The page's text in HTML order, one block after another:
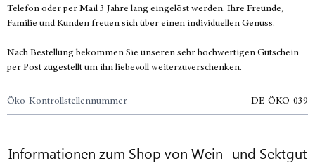
Telefon oder per Mail 3 Jahre lang eingelöst werden. Ihre Freunde,
Familie und Kunden freuen sich über einen individuellen Genuss.
Nach Bestellung bekommen Sie unseren sehr hochwertigen Gutschein
per Post zugestellt um ihn liebevoll weiterzuverschenken.
Öko-Kontrollstellennummer DE-ÖKO-039
Informationen zum Shop von Wein- und Sektgut